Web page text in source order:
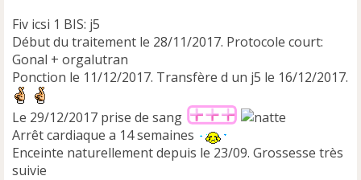
Fiv icsi 1 BIS: j5
Début du traitement le 28/11/2017. Protocole court:
Gonal + orgalutran
Ponction le 11/12/2017. Transfère d un j5 le 16/12/2017.
Le 29/12/2017 prise de sang
Arrêt cardiaque a 14 semaines
Enceinte naturellement depuis le 23/09. Grossesse très
suivie